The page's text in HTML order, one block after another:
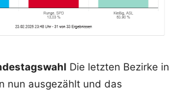
Die letzten Bezirke in
nun ausgezählt und das